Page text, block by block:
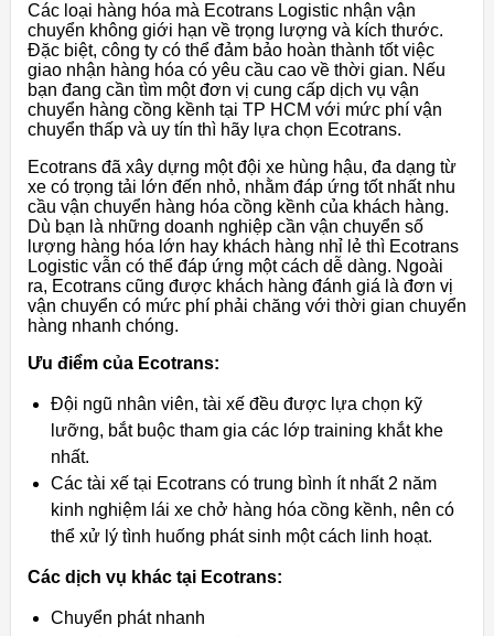
Các loại hàng hóa mà Ecotrans Logistic nhận vận
chuyển không giới hạn về trọng lượng và kích thước.
Đặc biệt, công ty có thể đảm bảo hoàn thành tốt việc
giao nhận hàng hóa có yêu cầu cao về thời gian. Nếu
bạn đang cần tìm một đơn vị cung cấp dịch vụ vận
chuyển hàng cồng kềnh tại TP HCM với mức phí vận
chuyển thấp và uy tín thì hãy lựa chọn Ecotrans.
Ecotrans đã xây dựng một đội xe hùng hậu, đa dạng từ
xe có trọng tải lớn đến nhỏ, nhằm đáp ứng tốt nhất nhu
cầu vận chuyển hàng hóa cồng kềnh của khách hàng.
Dù bạn là những doanh nghiệp cần vận chuyển số
lượng hàng hóa lớn hay khách hàng nhỉ lẻ thì Ecotrans
Logistic vẫn có thể đáp ứng một cách dễ dàng. Ngoài
ra, Ecotrans cũng được khách hàng đánh giá là đơn vị
vận chuyển có mức phí phải chăng với thời gian chuyển
hàng nhanh chóng.
Ưu điểm của Ecotrans:
Đội ngũ nhân viên, tài xế đều được lựa chọn kỹ
lưỡng, bắt buộc tham gia các lớp training khắt khe
nhất.
Các tài xế tại Ecotrans có trung bình ít nhất 2 năm
kinh nghiệm lái xe chở hàng hóa cồng kềnh, nên có
thể xử lý tình huống phát sinh một cách linh hoạt.
Các dịch vụ khác tại Ecotrans:
Chuyển phát nhanh